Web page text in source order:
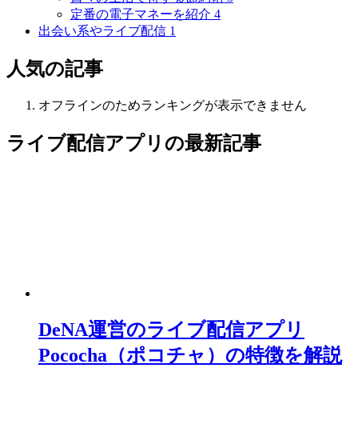
定番の電子マネーを紹介 4
出会い系やライブ配信 1
人気の記事
オフラインのためランキングが表示できません
ライブ配信アプリ の最新記事
DeNA運営のライブ配信アプリ
Pococha（ポコチャ）の特徴を解説